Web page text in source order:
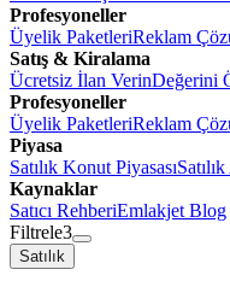
Profesyoneller
Üyelik PaketleriReklam
Satış & Kiralama
Ücretsiz İlan VerinDeğerini
Profesyoneller
Üyelik PaketleriReklam
Piyasa
Satılık Konut Piyasası
Kaynaklar
Satıcı RehberiEmlakjet Blog
Filtrele3
Satılık